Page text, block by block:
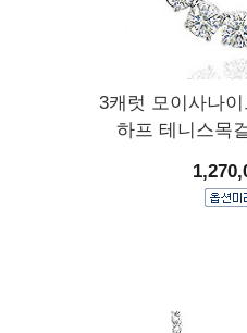
3캐럿 모이사나
하프 테니스목